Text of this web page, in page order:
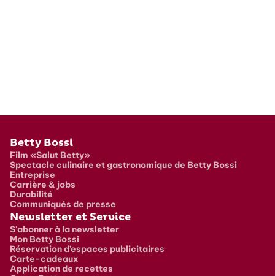
Pied de page
Betty Bossi
Film «Salut Betty»
Spectacle culinaire et gastronomique de Betty Bossi
Entreprise
Carrière & jobs
Durabilité
Communiqués de presse
Newsletter et Service
S'abonner à la newsletter
Mon Betty Bossi
Réservation d’espaces publicitaires
Carte-cadeaux
Application de recettes